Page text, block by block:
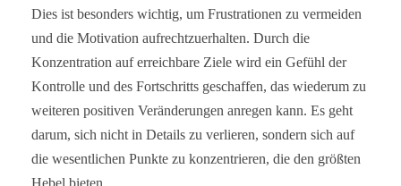
Dies ist besonders wichtig, um Frustrationen zu vermeiden
und die Motivation aufrechtzuerhalten. Durch die
Konzentration auf erreichbare Ziele wird ein Gefühl der
Kontrolle und des Fortschritts geschaffen, das wiederum zu
weiteren positiven Veränderungen anregen kann. Es geht
darum, sich nicht in Details zu verlieren, sondern sich auf
die wesentlichen Punkte zu konzentrieren, die den größten
Hebel bieten.